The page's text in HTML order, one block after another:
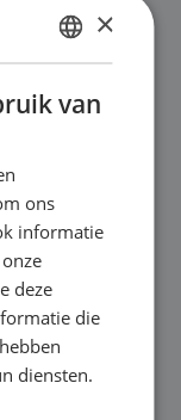
aankoop
van onze
bekijken –
DUTCH
ENGLISH
×
van
ons
informatie
deze
die
diensten.